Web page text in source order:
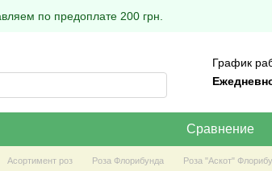
по предоплате 200 грн.
График
Сравнение
Асортимент роз Роза Флорибунда Роза "Аскот"